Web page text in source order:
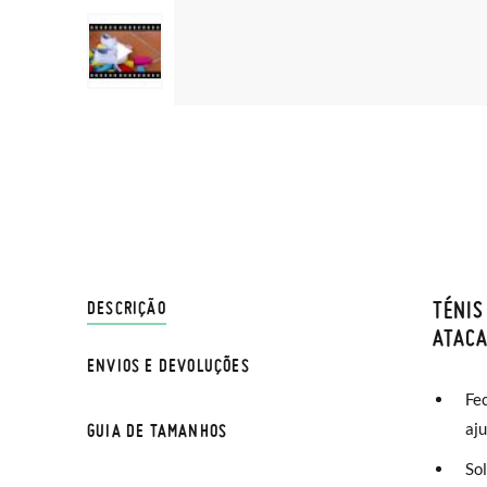
DESCRIÇÃO
ENVIOS E DEVOLUÇÕES
sua
Se
GUIA DE TAMANHOS
a